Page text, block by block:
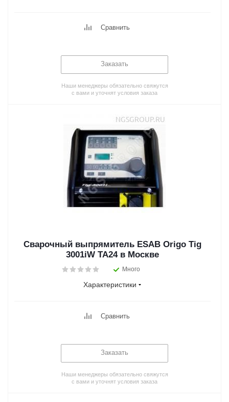
Сравнить
Заказать
Наши менеджеры обязательно свяжутся
с вами и уточнят условия заказа
Сварочный выпрямитель ESAB Origo Tig
3001iW TA24 в Москве
Много
Характеристики
Сравнить
Заказать
Наши менеджеры обязательно свяжутся
с вами и уточнят условия заказа